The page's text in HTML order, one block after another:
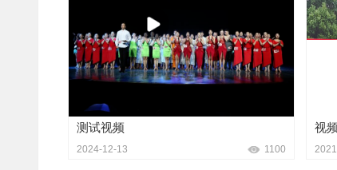
测试视频
2024-12-13 1100
视